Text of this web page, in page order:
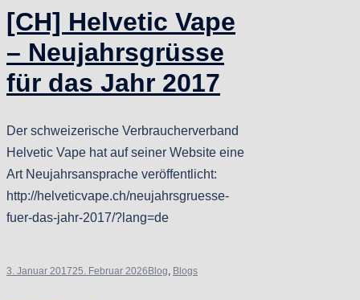
[CH] Helvetic Vape
– Neujahrsgrüsse
für das Jahr 2017
Der schweizerische Verbraucherverband
Helvetic Vape hat auf seiner Website eine
Art Neujahrsansprache veröffentlicht:
http://helveticvape.ch/neujahrsgruesse-
fuer-das-jahr-2017/?lang=de
3. Januar 201725. Februar 2026Blog Blogs